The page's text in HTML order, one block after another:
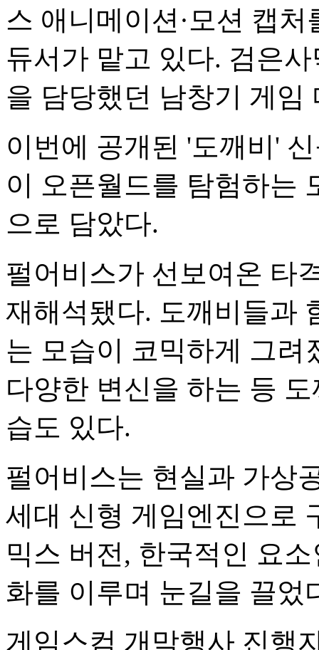
스 애니메이션·모션 캡
듀서가 맡고 있다. 검은
을 담당했던 남창기 게임
이번에 공개된 '도깨비'
이 오픈월드를 탐험하는
으로 담았다.
펄어비스가 선보여온 타
재해석됐다. 도깨비들과
는 모습이 코믹하게 그려
다양한 변신을 하는 등
습도 있다.
펄어비스는 현실과 가상
세대 신형 게임엔진으로
믹스 버전, 한국적인 요
화를 이루며 눈길을 끌었
게임스컴 개막행사 진행